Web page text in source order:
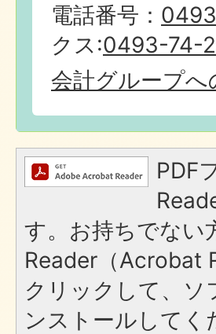
電話番号：
クス:0493-74-
会計グループ
PDF
す。お持ちでない
Reader（Acrobat
クリックして、
ンストールしてく